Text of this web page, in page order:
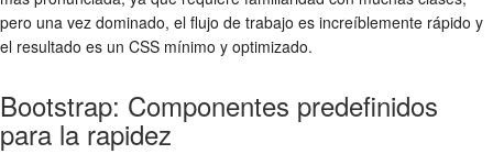
pero una vez dominado, el flujo de trabajo es increíblemente rápido y
el resultado es un CSS mínimo y optimizado.
Bootstrap: Componentes predefinidos
para la rapidez